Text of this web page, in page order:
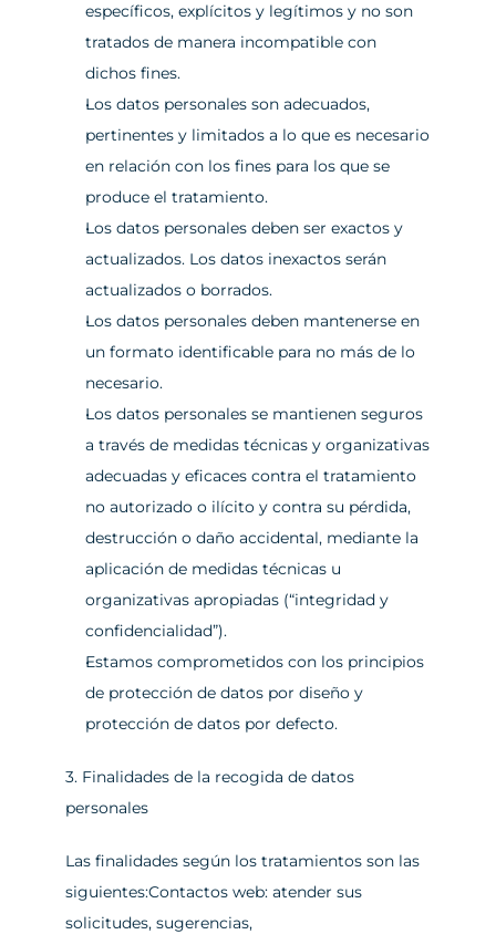
específicos, explícitos y legítimos y no son
tratados de manera incompatible con
dichos fines.
Los datos personales son adecuados,
pertinentes y limitados a lo que es necesario
en relación con los fines para los que se
produce el tratamiento.
Los datos personales deben ser exactos y
actualizados. Los datos inexactos serán
actualizados o borrados.
Los datos personales deben mantenerse en
un formato identificable para no más de lo
necesario.
Los datos personales se mantienen seguros
a través de medidas técnicas y organizativas
adecuadas y eficaces contra el tratamiento
no autorizado o ilícito y contra su pérdida,
destrucción o daño accidental, mediante la
aplicación de medidas técnicas u
organizativas apropiadas (“integridad y
confidencialidad”).
Estamos comprometidos con los principios
de protección de datos por diseño y
protección de datos por defecto.
3. Finalidades de la recogida de datos
personales
Las finalidades según los tratamientos son las
siguientes:Contactos web: atender sus
solicitudes, sugerencias,